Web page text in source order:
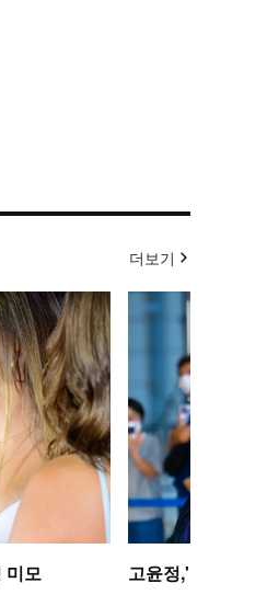
더보기
미모 고윤정,'탄성을